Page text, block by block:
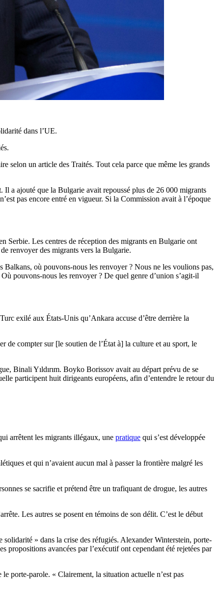
dans l’UE.
selon un article des Traités. Tout cela parce que même les grands
a ajouté que la Bulgarie avait repoussé plus de 26 000 migrants
pas encore entré en vigueur. Si la Commission avait à l’époque
Serbie. Les centres de réception des migrants en Bulgarie ont
renvoyer des migrants vers la Bulgarie.
où pouvons-nous les renvoyer ? Nous ne les voulions pas,
pouvons-nous les renvoyer ? De quel genre d’union s’agit-il
exilé aux États-Unis qu’Ankara accuse d’être derrière la
de compter sur [le soutien de l’État à] la culture et au sport, le
Binali Yıldırım. Boyko Borissov avait au départ prévu de se
participent huit dirigeants européens, afin d’entendre le retour du
arrêtent les migrants illégaux, une pratique qui s’est développée
et qui n’avaient aucun mal à passer la frontière malgré les
se sacrifie et prétend être un trafiquant de drogue, les autres
Les autres se posent en témoins de son délit. C’est le début
» dans la crise des réfugiés. Alexander Winterstein, porte-
propositions avancées par l’exécutif ont cependant été rejetées par
porte-parole. « Clairement, la situation actuelle n’est pas